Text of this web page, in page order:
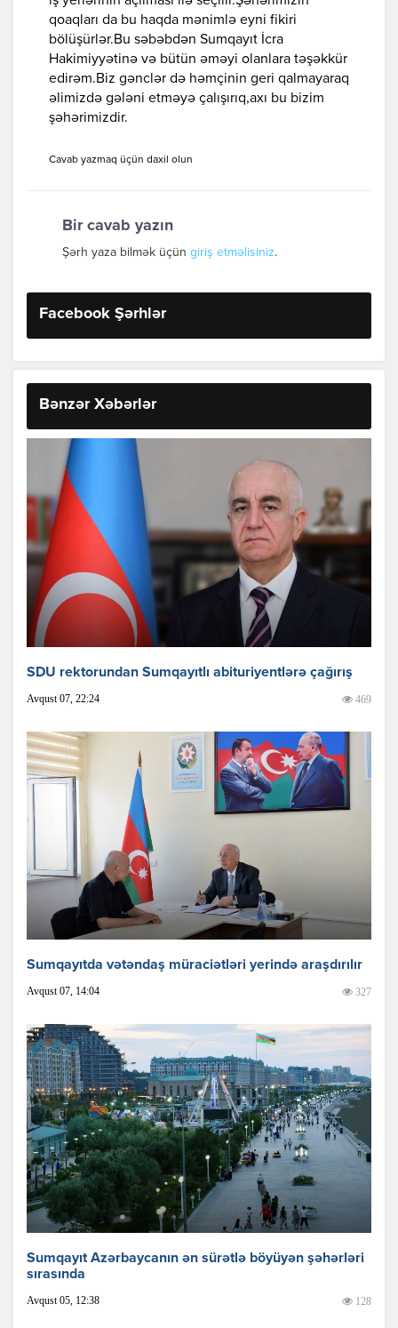
qoaqları da bu haqda mənimlə eyni fikiri
bölüşürlər.Bu səbəbdən Sumqayıt İcra
Hakimiyyətinə və bütün əməyi olanlara təşəkkür
edirəm.Biz gənclər də həmçinin geri qalmayaraq
əlimizdə gələni etməyə çalışırıq,axı bu bizim
şəhərimizdir.
Cavab yazmaq üçün daxil olun
Bir cavab yazın
Şərh yaza bilmək üçün giriş etməlisiniz.
Facebook Şərhlər
Bənzər Xəbərlər
SDU rektorundan Sumqayıtlı abituriyentlərə çağırış
Avqust 07, 22:24 469
Sumqayıtda vətəndaş müraciətləri yerində araşdırılır
Avqust 07, 14:04 327
Sumqayıt Azərbaycanın ən sürətlə böyüyən şəhərləri
sırasında
Avqust 05, 12:38 128